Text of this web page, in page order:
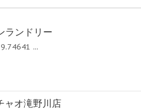
ランドリー
...
ャオ滝野川店